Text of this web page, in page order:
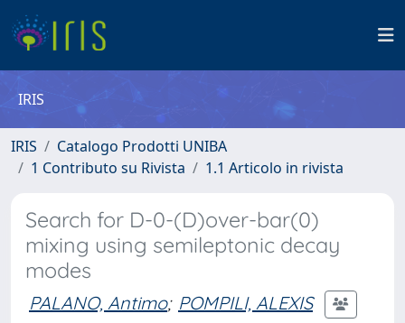
IRIS
IRIS
Catalogo Prodotti UNIBA
1 Contributo su Rivista
1.1 Articolo in rivista
Search for D-0-(D)over-bar(0)
mixing using semileptonic decay
modes
PALANO, Antimo; POMPILI, ALEXIS